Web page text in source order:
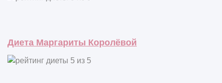
Диета Маргариты Королёвой